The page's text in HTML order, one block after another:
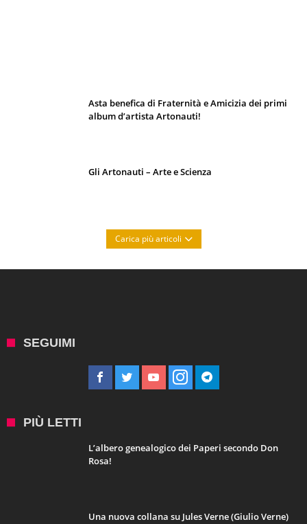
Asta benefica di Fraternità e Amicizia dei primi
album d’artista Artonauti!
Gli Artonauti – Arte e Scienza
Carica più articoli
SEGUIMI
PIÙ LETTI
L’albero genealogico dei Paperi secondo Don
Rosa!
Una nuova collana su Jules Verne (Giulio Verne)